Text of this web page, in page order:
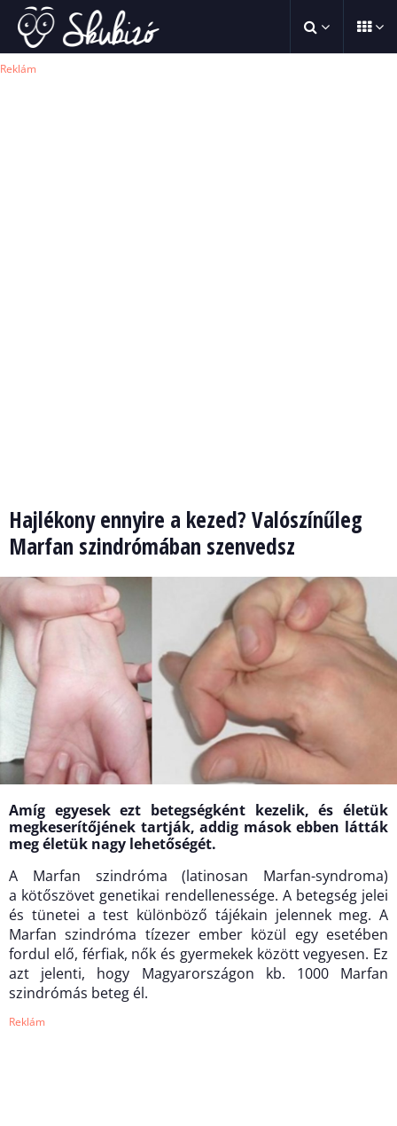
Reklám
Hajlékony ennyire a kezed? Valószínűleg
Marfan szindrómában szenvedsz
Amíg egyesek ezt betegségként kezelik, és életük
megkeserítőjének tartják, addig mások ebben látták
meg életük nagy lehetőségét.
A Marfan szindróma (latinosan Marfan-syndroma)
a kötőszövet genetikai rendellenessége. A betegség jelei
és tünetei a test különböző tájékain jelennek meg. A
Marfan szindróma tízezer ember közül egy esetében
fordul elő, férfiak, nők és gyermekek között vegyesen. Ez
azt jelenti, hogy Magyarországon kb. 1000 Marfan
szindrómás beteg él.
Reklám